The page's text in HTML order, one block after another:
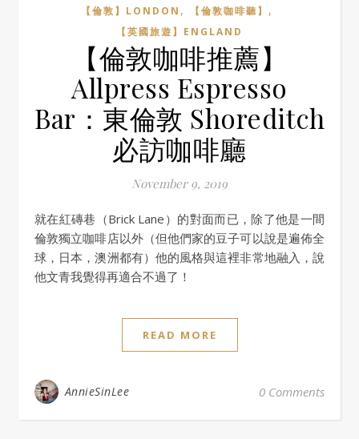
【倫敦】LONDON , 【倫敦咖啡聽】 ,
【英國旅遊】ENGLAND
【倫敦咖啡推薦】
Allpress Espresso
Bar：東倫敦 Shoreditch
必訪咖啡廳
November 9, 2019
就在紅磚巷（Brick Lane）的對面而已，除了他是一間
倫敦獨立咖啡店以外（但他們家的豆子可以說是遍佈全
球，日本，澳洲都有）他的風格與這裡非常地融入，說
他文青我覺得再適合不過了！
READ MORE
AnnieSinLee 0 Comments